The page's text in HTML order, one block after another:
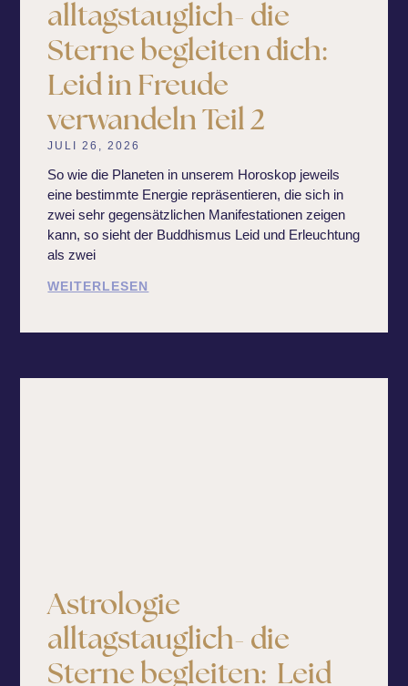
alltagstauglich- die
Sterne begleiten dich:
Leid in Freude
verwandeln Teil 2
JULI 26, 2026
So wie die Planeten in unserem Horoskop jeweils
eine bestimmte Energie repräsentieren, die sich in
zwei sehr gegensätzlichen Manifestationen zeigen
kann, so sieht der Buddhismus Leid und Erleuchtung
als zwei
WEITERLESEN
Astrologie
alltagstauglich- die
Sterne begleiten: Leid